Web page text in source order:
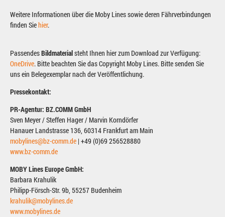
Weitere Informationen über die Moby Lines sowie deren Fährverbindungen
finden Siehier.
PassendesBildmaterialsteht Ihnen hier zum Download zur Verfügung:
OneDrive. Bitte beachten Sie das Copyright Moby Lines. Bitte senden Sie
uns ein Belegexemplar nach der Veröffentlichung.
Pressekontakt:
PR-Agentur: BZ.COMM GmbH
Sven Meyer / Steffen Hager / Marvin Korndörfer
Hanauer Landstrasse 136, 60314 Frankfurt am Main
mobylines@bz-comm.de | +49 (0)69 256528880
www.bz-comm.de
MOBY Lines Europe GmbH:
Barbara Krahulik
Philipp-Försch-Str. 9b, 55257 Budenheim
krahulik@mobylines.de
www.mobylines.de